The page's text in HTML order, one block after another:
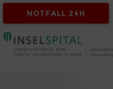
NOTFALL 24H